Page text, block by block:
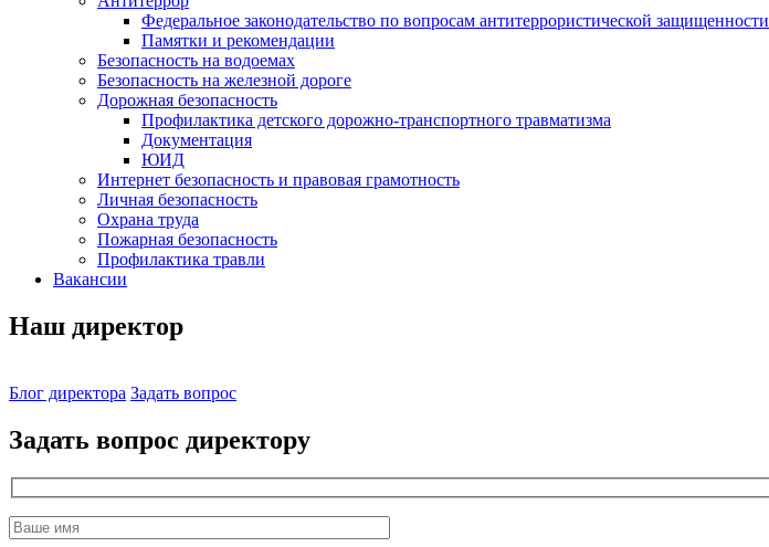
Федеральное законодательство по вопросам антитеррористической защищенности
Памятки и рекомендации
Безопасность на водоемах
Безопасность на железной дороге
Дорожная безопасность
Профилактика детского дорожно-транспортного травматизма
Документация
ЮИД
Интернет безопасность и правовая грамотность
Личная безопасность
Охрана труда
Пожарная безопасность
Профилактика травли
Вакансии
Наш директор
Блог директора Задать вопрос
Задать вопрос директору